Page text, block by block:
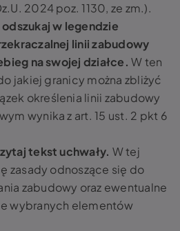
2024 poz. 1130, ze zm.).
odszukaj w legendzie
linii zabudowy
na swojej działce. W ten
jakiej granicy można zbliżyć
określenia linii zabudowy
wynika z art. 15 ust. 2 pkt 6
tekst uchwały. W tej
zasady odnoszące się do
zabudowy oraz ewentualne
wybranych elementów